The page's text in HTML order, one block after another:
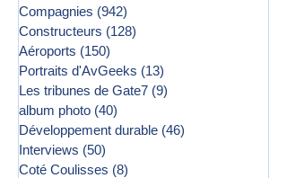
Compagnies (942)
Constructeurs (128)
Aéroports (150)
Portraits d'AvGeeks (13)
Les tribunes de Gate7 (9)
album photo (40)
Développement durable (46)
Interviews (50)
Coté Coulisses (8)